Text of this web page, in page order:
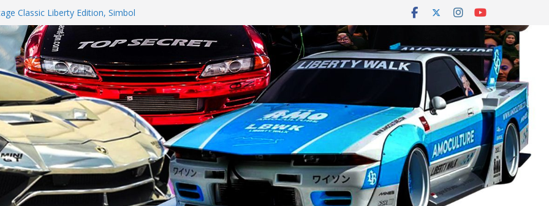
Classic Liberty Edition, Simbol
GIIAS 2026
C10 Adalah Family Car EV, ini
Comfort dari Booth hingga
2026
nya di GIIAS 2026 Dengan Wrangler
HSR Wheel GIIAS 2026